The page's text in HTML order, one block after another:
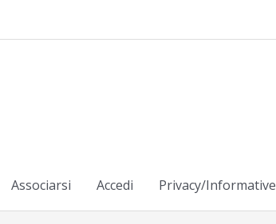
Associarsi Accedi Privacy/Informative